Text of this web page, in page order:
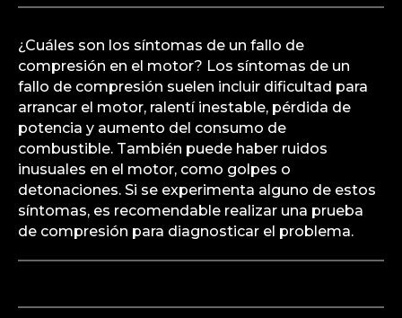
¿Cuáles son los síntomas de un fallo de
compresión en el motor? Los síntomas de un
fallo de compresión suelen incluir dificultad para
arrancar el motor, ralentí inestable, pérdida de
potencia y aumento del consumo de
combustible. También puede haber ruidos
inusuales en el motor, como golpes o
detonaciones. Si se experimenta alguno de estos
síntomas, es recomendable realizar una prueba
de compresión para diagnosticar el problema.